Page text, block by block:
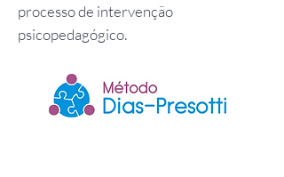
processo de intervenção
psicopedagógico.